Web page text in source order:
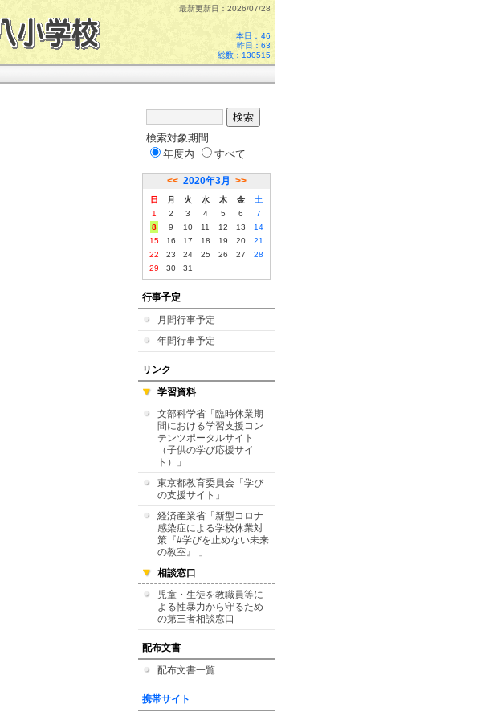
最新更新日：2026/07/28
本日： 46
昨日：63
総数：130515
検索対象期間
年度内
すべて
<< 2020年3月 >>
日 月 火 水 木 金
土
1
2 3 4 5 6
7
8
9 10 11 12 13
14
15
16 17 18 19 20
21
22
23 24 25 26 27
28
29
30 31
行事予定
月間行事予定
年間行事予定
リンク
学習資料
文部科学省「臨時休業期
間における学習支援コン
テンツポータルサイト
（子供の学び応援サイ
ト）」
東京都教育委員会「学び
の支援サイト」
経済産業省「新型コロナ
感染症による学校休業対
策『#学びを止めない未来
の教室』 」
相談窓口
児童・生徒を教職員等に
よる性暴力から守るため
の第三者相談窓口
配布文書
配布文書一覧
携帯サイト